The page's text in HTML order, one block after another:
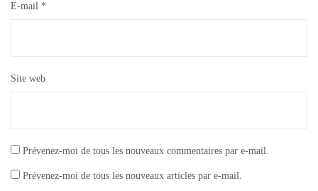
E-mail *
Site web
Prévenez-moi de tous les nouveaux commentaires par e-mail.
Prévenez-moi de tous les nouveaux articles par e-mail.